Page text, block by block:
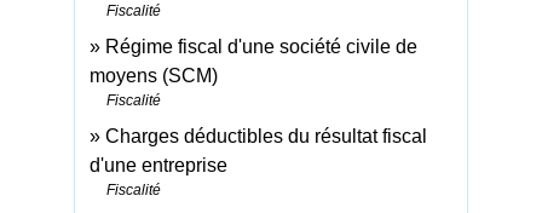
Fiscalité
Régime fiscal d'une société civile de
moyens (SCM)
Fiscalité
Charges déductibles du résultat fiscal
d'une entreprise
Fiscalité